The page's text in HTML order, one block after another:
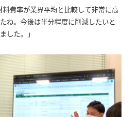
料費率が業界平均と比較して非常に高
ね。今後は半分程度に削減したいと
した。」